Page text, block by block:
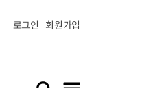
로그인 회원가입